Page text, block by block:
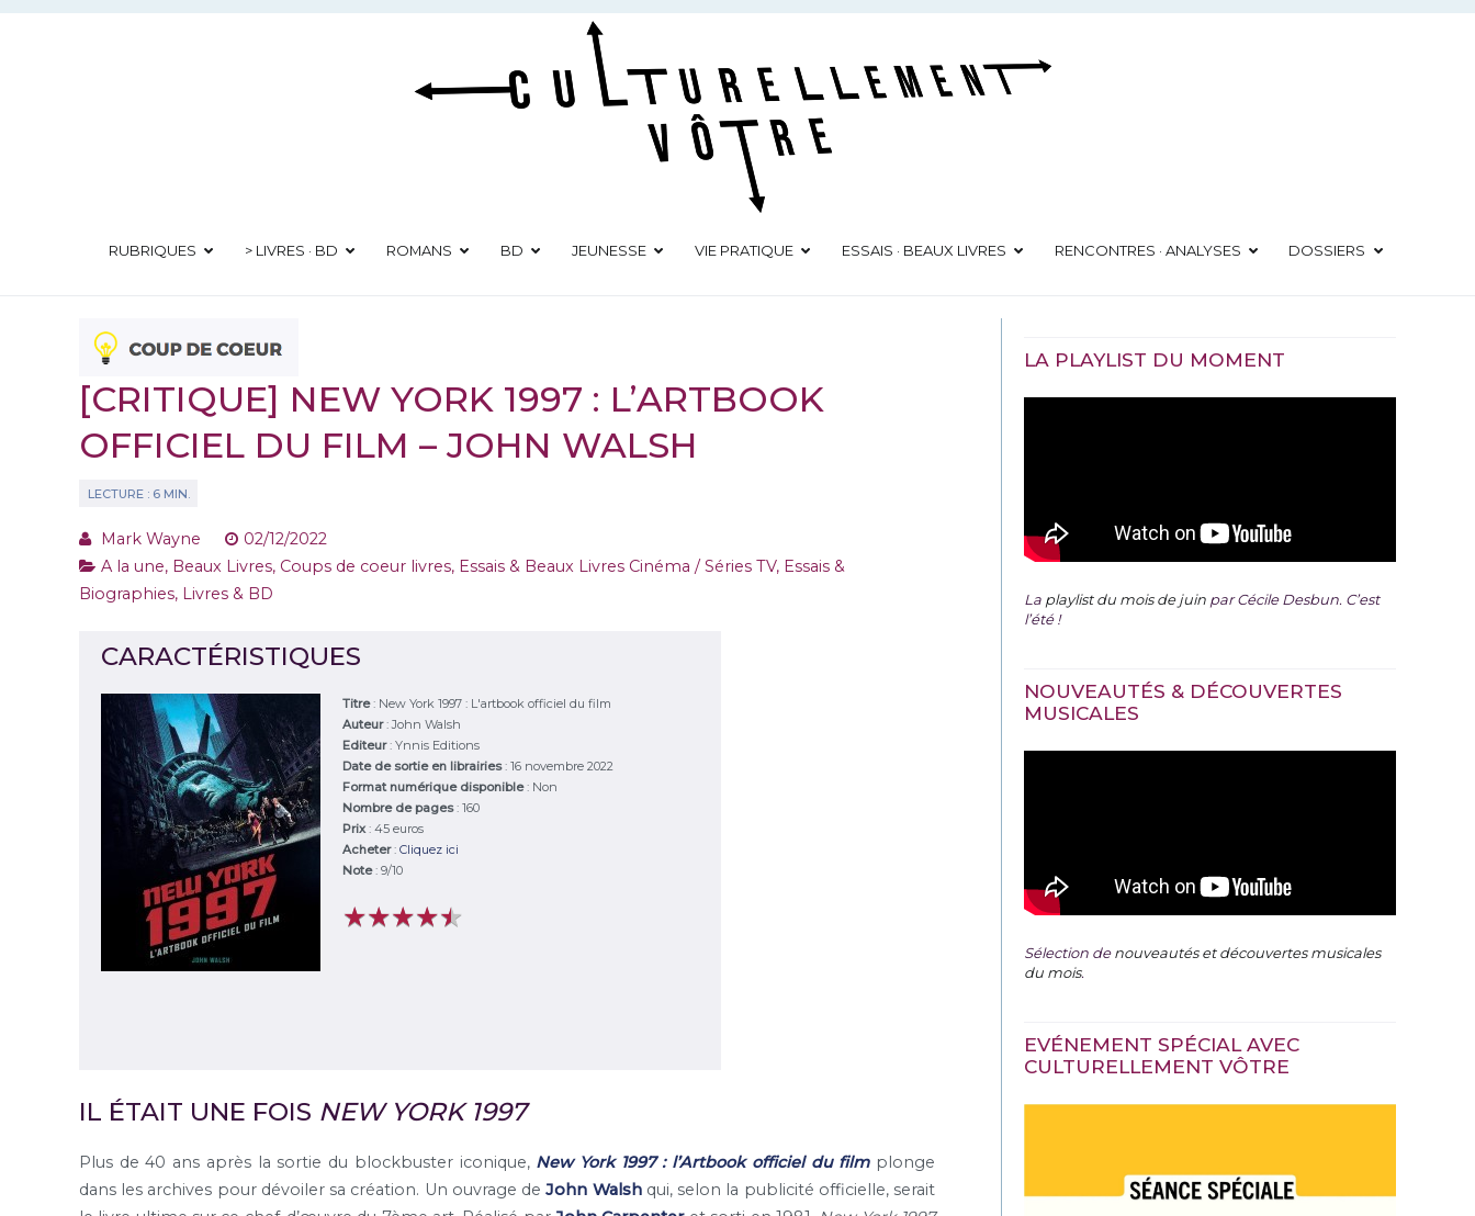
Aller
RUBRIQUES > LIVRES · BD ROMANS BD JEUNESSE VIE PRATIQUE ESSAIS · BEAUX LIVRES RENCONTRES · ANALYSES DOSSIERS
[CRITIQUE] NEW YORK 1997 : L’ARTBOOK
OFFICIEL DU FILM – JOHN WALSH
Mark Wayne
02/12/2022
A la une, Beaux Livres, Coups de coeur livres, Essais & Beaux Livres Cinéma / Séries TV, Essais &
Biographies, Livres & BD
CARACTÉRISTIQUES
Titre: New York 1997 : L'artbook officiel du film
Auteur:John Walsh
Editeur: Ynnis Editions
Date de sortie en librairies: 16 novembre 2022
Format numérique disponible: Non
Nombre de pages: 160
Prix: 45 euros
Acheter: Cliquez ici
Note: 9/10
★★★★★
★★★★★
IL ÉTAIT UNE FOIS NEW YORK 1997
Plus de 40 ans après la sortie du blockbuster iconique, New York 1997 : l’Artbook officiel du filmplonge
dans les archives pour dévoiler sa création. Un ouvrage deJohn Walshqui, selon la publicité officielle, serait
LA PLAYLIST DU MOMENT
La playlist du mois de juin par Cécile Desbun. C’est
l’été !
NOUVEAUTÉS & DÉCOUVERTES
MUSICALES
Sélection denouveautés et découvertes musicales
du mois.
EVÉNEMENT SPÉCIAL AVEC
CULTURELLEMENT VÔTRE